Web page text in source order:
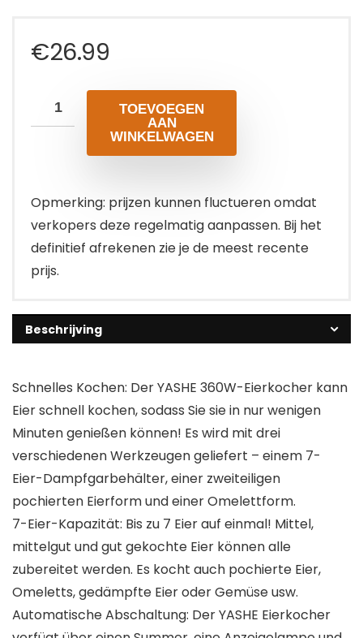
€26.99
TOEVOEGEN
AAN
WINKELWAGEN
Opmerking: prijzen kunnen fluctueren omdat
verkopers deze regelmatig aanpassen. Bij het
definitief afrekenen zie je de meest recente
prijs.
Beschrijving
Schnelles Kochen: Der YASHE 360W-Eierkocher kann
Eier schnell kochen, sodass Sie sie in nur wenigen
Minuten genießen können! Es wird mit drei
verschiedenen Werkzeugen geliefert – einem 7-
Eier-Dampfgarbehälter, einer zweiteiligen
pochierten Eierform und einer Omelettform.
7-Eier-Kapazität: Bis zu 7 Eier auf einmal! Mittel,
mittelgut und gut gekochte Eier können alle
zubereitet werden. Es kocht auch pochierte Eier,
Omeletts, gedämpfte Eier oder Gemüse usw.
Automatische Abschaltung: Der YASHE Eierkocher